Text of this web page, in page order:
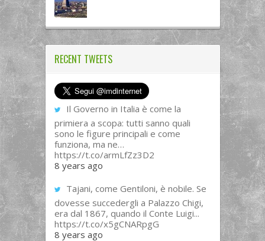
RECENT TWEETS
Il Governo in Italia è come la
primiera a scopa: tutti sanno quali
sono le figure principali e come
funziona, ma ne…
https://t.co/armLfZz3D2
8 years ago
Tajani, come Gentiloni, è nobile. Se
dovesse succedergli a Palazzo Chigi,
era dal 1867, quando il Conte Luigi...
https://t.co/x5gCNARpgG
8 years ago